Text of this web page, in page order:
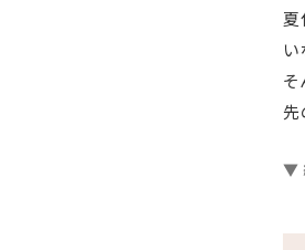
夏
そ
先
□
●
▼